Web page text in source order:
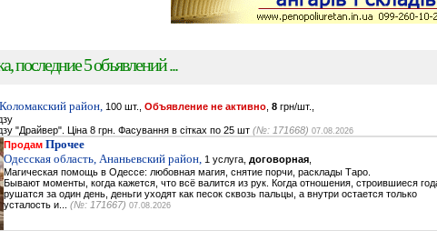
последние 5 объявлений ...
район, 100 шт., Объявление не активно 8 грн/шт.,
"Драйвер". Ціна 8 грн. Фасування в сітках по 25 шт (№: 171668) 07.08.2026
Продам Прочее
Одесская область, Ананьевский район, 1 услуга, договорная
Магическая помощь в Одессе: любовная магия, снятие порчи, расклады Таро.
Бывают моменты, когда кажется, что всё валится из рук. Когда отношения, строившиеся
рушатся за один день, деньги уходят как песок сквозь пальцы, а внутри остается только
усталость и... (№: 171667) 07.08.2026